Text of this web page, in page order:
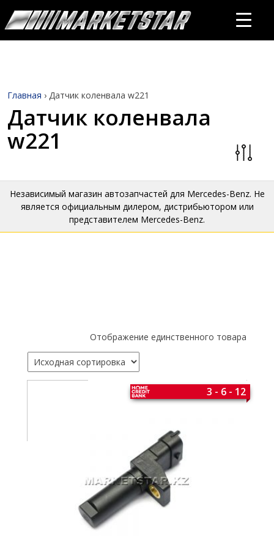
Главная › Датчик коленвала w221
Датчик коленвала
w221
Независимый магазин автозапчастей для Mercedes-Benz. Не
является официальным дилером, дистрибьютором или
представителем Mercedes-Benz.
Отображение единственного товара
3 - 6 - 12